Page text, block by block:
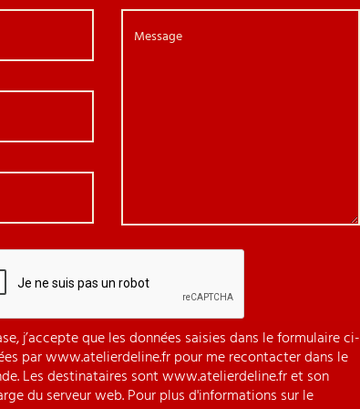
Message
j’accepte que les données saisies dans le formulaire ci-
par www.atelierdeline.fr pour me recontacter dans le
Les destinataires sont www.atelierdeline.fr et son
du serveur web. Pour plus d'informations sur le